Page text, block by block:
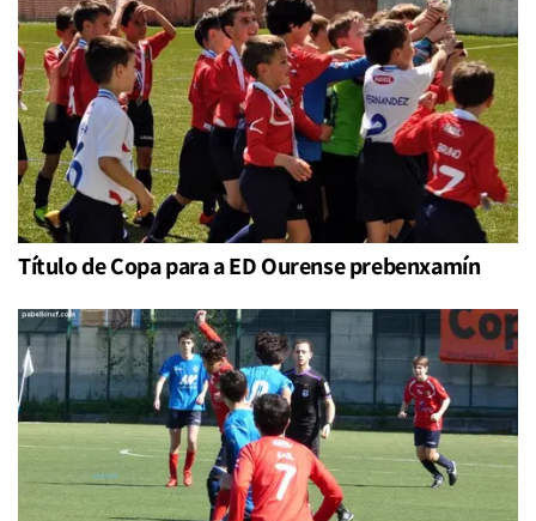
Título de Copa para a ED Ourense prebenxamín